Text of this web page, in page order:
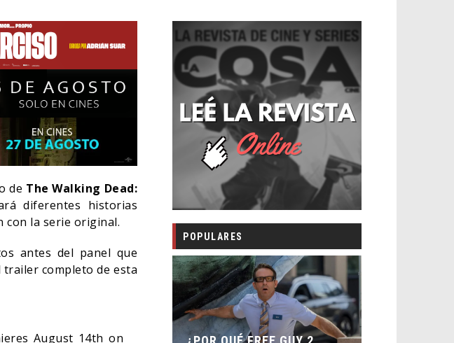
de The Walking Dead:
diferentes historias
con la serie original.
antes del panel que
trailer completo de esta
August 14th on
POPULARES